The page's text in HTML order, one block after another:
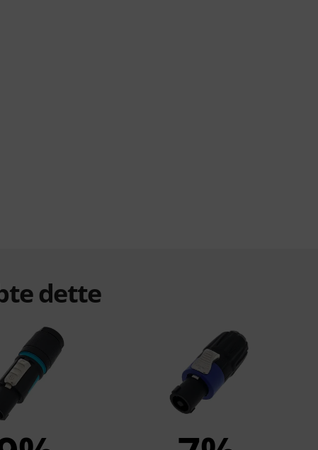
dette